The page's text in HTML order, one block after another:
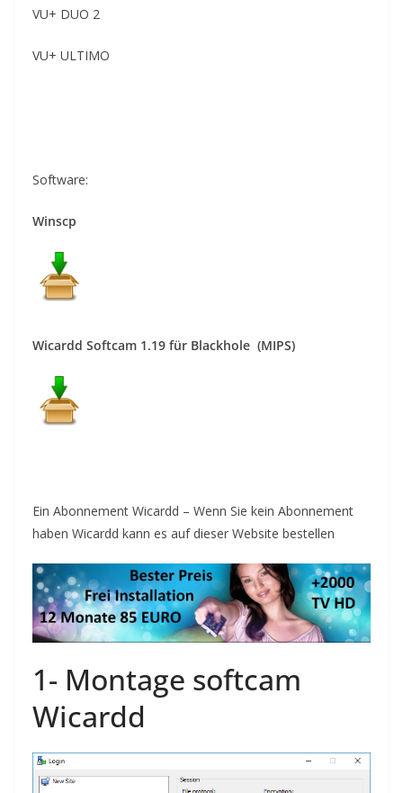
VU+ DUO 2
VU+ ULTIMO
Software:
Winscp
Wicardd Softcam 1.19 für Blackhole (MIPS)
Ein Abonnement Wicardd – Wenn Sie kein Abonnement
haben Wicardd kann es auf dieser Website bestellen
1- Montage softcam
Wicardd